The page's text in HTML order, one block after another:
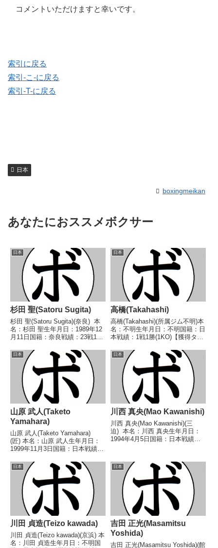
コメントいただけますと幸いです。
索引に戻る
索引-こ-に戻る
索引-T-に戻る
日本
boxingmeikan
あなたにおススメボクサー
日本
杉田 聖(Satoru Sugita)
杉田 聖(Satoru Sugita)(奈良) 本
名：杉田 聖生年月日：1989年12
月11日国籍：奈良戦績：23戦15
ル】2016年度最強後楽園スーパ
ーフェザー級優勝 【戦歴】
2010/03/07...
日本
高橋(Takahashi)
高橋(Takahashi)(所属ジム不明)本
名：不明生年月日：不明国籍：日
本戦績：1戦1勝(1KO)【獲得タイ
○3RKO 光井(所属ジム不明)【補
足情報】・戦績は判明済みのもの
のみ記載。・BoxRec...
日本
山原 武人(Taketo
Yamahara)
山原 武人(Taketo Yamahara)
(匠) 本名：山原 武人生年月日：
1999年11月3日国籍：日本戦績：
ル】なし 【戦歴】2022/05/29
●4RTKO 小西 帝土(井岡弘
樹)2022/11...
日本
川西 真央(Mao Kawanishi)
川西 真央(Mao Kawanishi)(三
迫) 本名：川西 真央生年月日：
1994年4月5日国籍：日本戦績：
●1RKO 槐 勇人(石
橋)2014/11/1...
日本
川田 貞造(Teizo kawada)
川田 貞造(Teizo kawada)(京浜) 本
名：川田 貞造生年月日：不明国
日本
吉田 正光(Masamitsu
Yoshida)
吉田 正光(Masamitsu Yoshida)(館